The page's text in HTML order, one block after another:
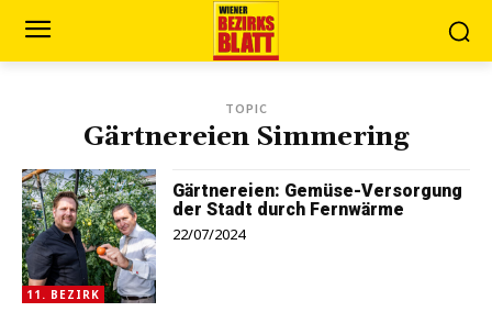
TOPIC
Gärtnereien Simmering
11. BEZIRK
Gärtnereien: Gemüse-Versorgung
der Stadt durch Fernwärme
22/07/2024